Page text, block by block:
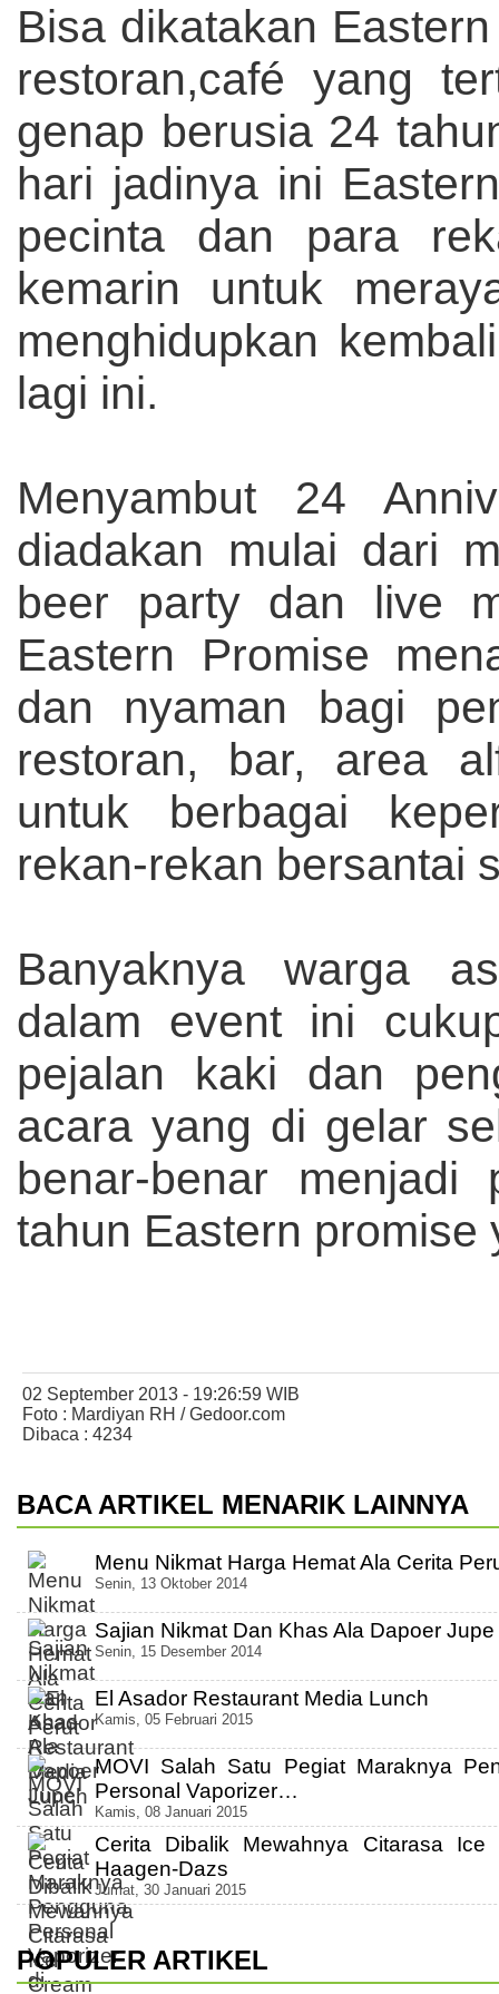
Bisa dikatakan
restoran,café yang
genap berusia 24
hari jadinya ini
pecinta dan para
kemarin untuk
menghidupkan
lagi ini.
Menyambut 24
diadakan mulai dari
beer party dan live
Eastern Promise
dan nyaman bagi
restoran, bar, area
untuk berbagai
rekan-rekan bersantai
Banyaknya warga
dalam event ini
pejalan kaki dan
acara yang di gelar
benar-benar
tahun Eastern promise
02 September 2013 - 19:26:59 WIB
Foto : Mardiyan RH / Gedoor.com
Dibaca : 4234
BACA ARTIKEL MENARIK LAINNYA
Menu Nikmat Harga Hemat Ala Cerita
Senin, 13 Oktober 2014
Sajian Nikmat Dan Khas Ala Dapoer Jupe
Senin, 15 Desember 2014
El Asador Restaurant Media Lunch
Kamis, 05 Februari 2015
MOVI Salah Satu Pegiat Maraknya
Personal Vaporizer…
Kamis, 08 Januari 2015
Cerita Dibalik Mewahnya Citarasa Ice
Haagen-Dazs
Jumat, 30 Januari 2015
POPULER ARTIKEL